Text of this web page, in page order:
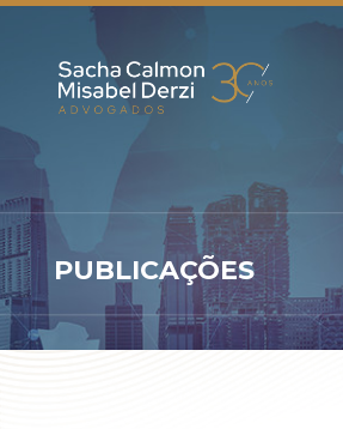
PUBLICAÇÕES